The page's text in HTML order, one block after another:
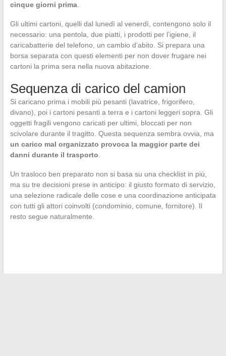
cinque giorni prima.
Gli ultimi cartoni, quelli dal lunedì al venerdì, contengono solo il
necessario: una pentola, due piatti, i prodotti per l’igiene, il
caricabatterie del telefono, un cambio d’abito. Si prepara una
borsa separata con questi elementi per non dover frugare nei
cartoni la prima sera nella nuova abitazione.
Sequenza di carico del camion
Si caricano prima i mobili più pesanti (lavatrice, frigorifero,
divano), poi i cartoni pesanti a terra e i cartoni leggeri sopra. Gli
oggetti fragili vengono caricati per ultimi, bloccati per non
scivolare durante il tragitto. Questa sequenza sembra ovvia, ma
un carico mal organizzato provoca la maggior parte dei
danni durante il trasporto.
Un trasloco ben preparato non si basa su una checklist in più,
ma su tre decisioni prese in anticipo: il giusto formato di servizio,
una selezione radicale delle cose e una coordinazione anticipata
con tutti gli attori coinvolti (condominio, comune, fornitore). Il
resto segue naturalmente.